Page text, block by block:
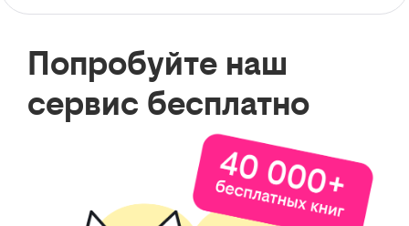
Попробуйте наш
сервис бесплатно